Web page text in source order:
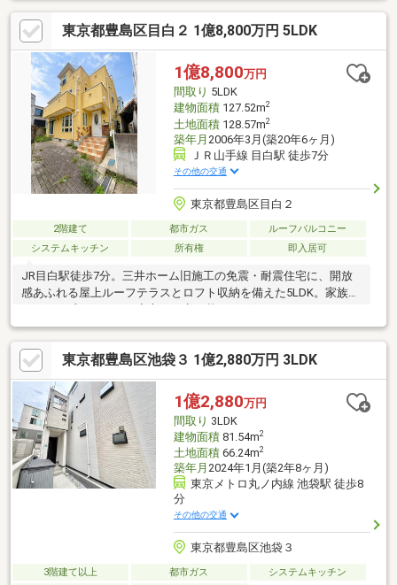
ゼンテーションも随時受付中♪是非、現地をご確認ください！♪物
件の詳細はADCAST駒込支店迄【０１２０－９１７－１９７】
♪☆━━━…‥・ ━☆━ ・‥…━━━☆
東京都豊島区目白２ 1億8,800万円 5LDK
1億8,800万円
間取り 5LDK
建物面積127.52m2
土地面積128.57m2
築年月 2006年3月(築20年6ヶ月)
ＪＲ山手線 目白駅 徒歩7分
その他の交通
東京都豊島区目白２
2階建て 都市ガス
ルーフバルコニー
システムキッチン
所有権 即入居可
JR目白駅徒歩7分。三井ホーム旧施工の免震・耐震住宅に、開放
感あふれる屋上ルーフテラスとロフト収納を備えた5LDK。家族が
東京都豊島区池袋３ 1億2,880万円 3LDK
1億2,880万円
間取り 3LDK
建物面積81.54m2
土地面積66.24m2
築年月 2024年1月(築2年8ヶ月)
東京メトロ丸ノ内線 池袋駅 徒歩8
分
その他の交通
東京都豊島区池袋３
3階建て以上 都市ガス
システムキッチン